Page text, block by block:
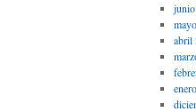
abril